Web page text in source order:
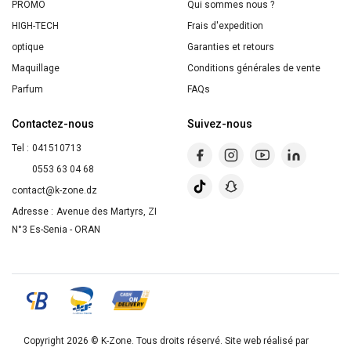
Bruyère
390ml
PROMO
HIGH-TECH
optique
Maquillage
Parfum
Qui sommes nous ?
Frais d'expedition
Garanties et retours
Conditions générales de vente
FAQs
Contactez-nous
Tel : 041510713
0553 63 04 68
contact@k-zone.dz
Adresse : Avenue des Martyrs, ZI
N°3 Es-Senia - ORAN
Suivez-nous
Copyright 2026 © K-Zone. Tous droits réservé. Site web réalisé par